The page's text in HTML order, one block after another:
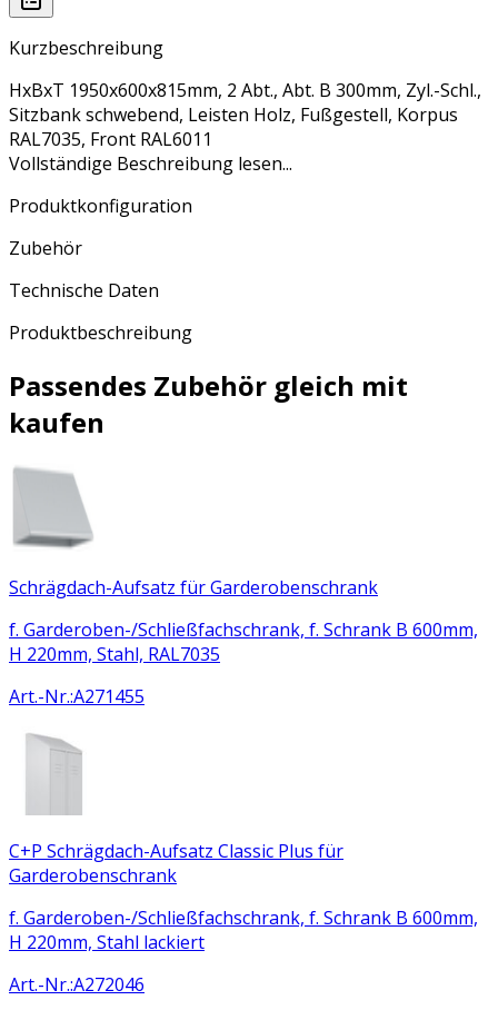
Kurzbeschreibung
HxBxT 1950x600x815mm, 2 Abt., Abt. B 300mm, Zyl.-Schl.,
Sitzbank schwebend, Leisten Holz, Fußgestell, Korpus
RAL7035, Front RAL6011
Vollständige Beschreibung lesen...
Produktkonfiguration
Zubehör
Technische Daten
Produktbeschreibung
Passendes Zubehör gleich mit
kaufen
Schrägdach-Aufsatz für Garderobenschrank
f. Garderoben-/Schließfachschrank, f. Schrank B 600mm,
H 220mm, Stahl, RAL7035
Art.-Nr.:A271455
C+P Schrägdach-Aufsatz Classic Plus für
Garderobenschrank
f. Garderoben-/Schließfachschrank, f. Schrank B 600mm,
H 220mm, Stahl lackiert
Art.-Nr.:A272046